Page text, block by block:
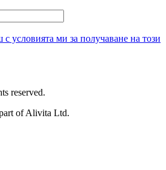
условията ми за получаване на този
reserved.
of Alivita Ltd.